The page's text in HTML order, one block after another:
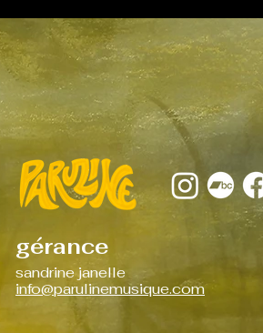
gérance
sandrine janelle
info@parulinemusique.com